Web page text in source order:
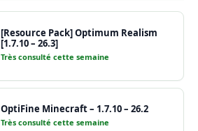
[Resource Pack] Optimum Realism
[1.7.10 – 26.3]
Très consulté cette semaine
OptiFine Minecraft – 1.7.10 – 26.2
Très consulté cette semaine